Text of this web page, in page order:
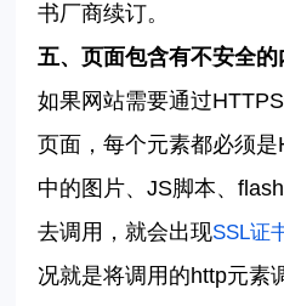
书厂商续订。
五、页面包含有不安全的
如果网站需要通过HTTPS
页面，每个元素都必须是
中的图片、JS脚本、flash
去调用，就会出现SSL证
况就是将调用的http元素